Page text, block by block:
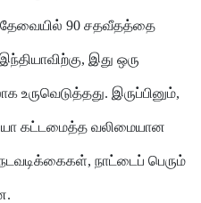
தேவையில் 90 சதவீதத்தை
இது ஒரு
உருவெடுத்தது. இருப்பினும்,
கட்டமைத்த வலிமையான
நாட்டைப் பெரும்